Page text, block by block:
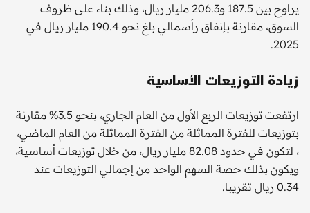
يراوح بين 187.5 و206.3 مليار ريال، وذلك بناء على ظروف
السوق، مقارنة بإنفاق رأسمالي بلغ نحو 190.4 مليار ريال في
2025.
زيادة التوزيعات الأساسية
ارتفعت توزيعات الربع الأول من العام الجاري، بنحو 3.5% مقارنة
بتوزيعات للفترة المماثلة من الفترة المماثلة من العام الماضي،
، لتكون في حدود 82.08 مليار ريال، من خلال توزيعات أساسية،
ويكون بذلك حصة السهم الواحد من إجمالي التوزيعات عند
0.34 ريال تقريبا.